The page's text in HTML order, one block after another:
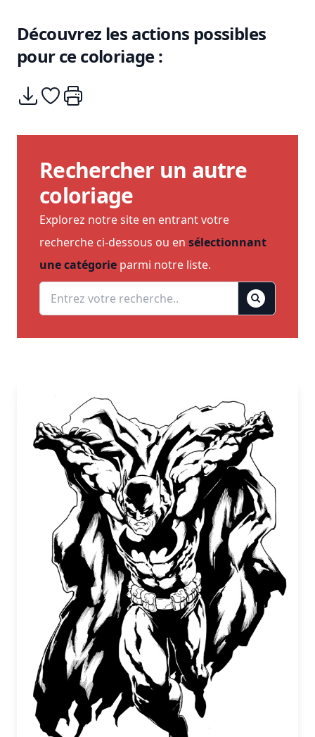
Découvrez les actions possibles
pour ce coloriage :
Télécharger
Ajouter à mes coups de coeurs
Imprimer
Rechercher un autre
coloriage
Explorez notre site en entrant votre
recherche ci-dessous ou en sélectionnant
une catégorie parmi notre liste.